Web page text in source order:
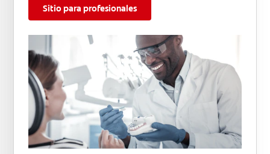
Sitio para profesionales